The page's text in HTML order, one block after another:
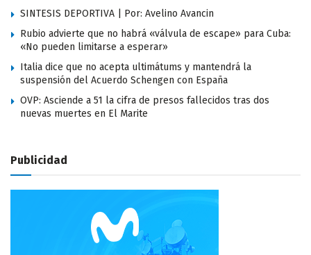
SINTESIS DEPORTIVA | Por: Avelino Avancin
Rubio advierte que no habrá «válvula de escape» para Cuba:
«No pueden limitarse a esperar»
Italia dice que no acepta ultimátums y mantendrá la
suspensión del Acuerdo Schengen con España
OVP: Asciende a 51 la cifra de presos fallecidos tras dos
nuevas muertes en El Marite
Publicidad